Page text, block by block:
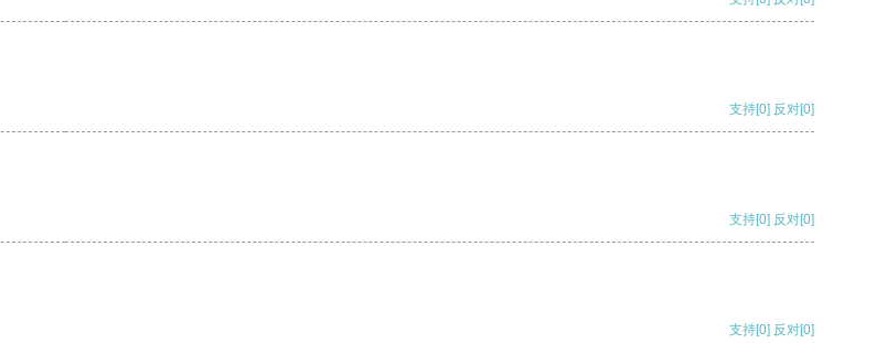
支持[0] 反对[0]
支持[0] 反对[0]
支持[0] 反对[0]